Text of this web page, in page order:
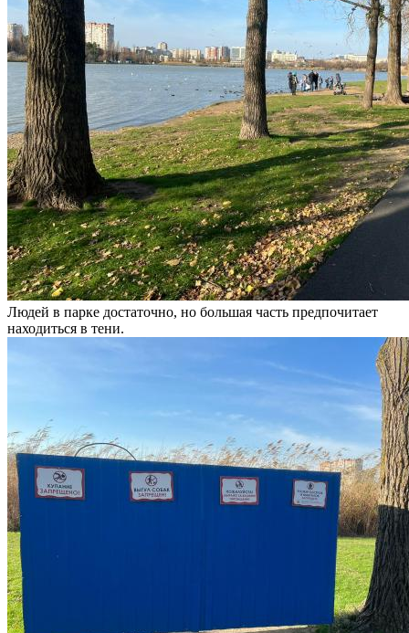
Людей в парке достаточно, но большая часть предпочитает
находиться в тени.